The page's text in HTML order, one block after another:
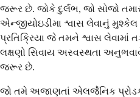
જરૂર છે. જોકે દુર્લભ, જો સોજો
એન્જીયોઇડીમા શ્વાસ લેવાનું
પ્રતિક્રિયા જે તમને શ્વાસ લેવામાં
લક્ષણો સિવાય અસ્વસ્થતા
જરૂર છે.
જો તમે અજાણતાં એલર્જેનિક